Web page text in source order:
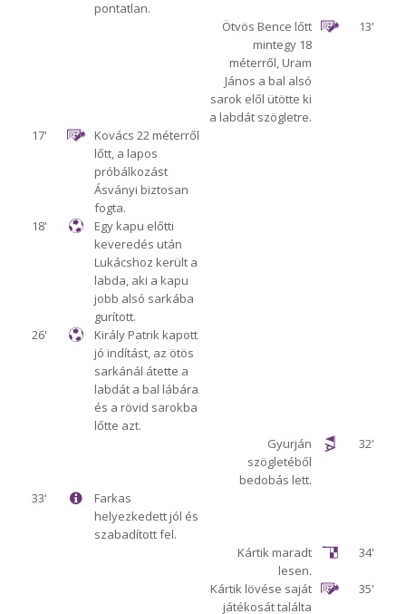
pontatlan.
13'
Ötvös Bence lőtt
mintegy 18
méterről, Uram
János a bal alsó
sarok elől ütötte ki
a labdát szögletre.
17'
Kovács 22 méterről
lőtt, a lapos
próbálkozást
Ásványi biztosan
fogta.
18'
Egy kapu előtti
keveredés után
Lukácshoz került a
labda, aki a kapu
jobb alsó sarkába
gurított.
26'
Király Patrik kapott
jó indítást, az ötös
sarkánál átette a
labdát a bal lábára
és a rövid sarokba
lőtte azt.
32'
Gyurján
szögletéből
bedobás lett.
33'
Farkas
helyezkedett jól és
szabadított fel.
34'
Kártik maradt
lesen.
35'
Kártik lövése saját
játékosát találta